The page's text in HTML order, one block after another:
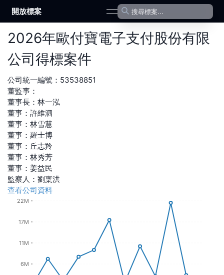
開放標案 open navigation menu
2026年歐付寶電子支付股份有限
公司得標案件
公司統一編號： 53538851
董監事：
董事長 ： 林一泓
董事 ： 許維泗
董事 ： 林雪慧
董事 ： 羅士博
董事 ： 丘志羚
董事 ： 林秀芳
董事 ： 姜益民
監察人 ： 劉稟洪
查看公司資料
6M
11M
17M
22M